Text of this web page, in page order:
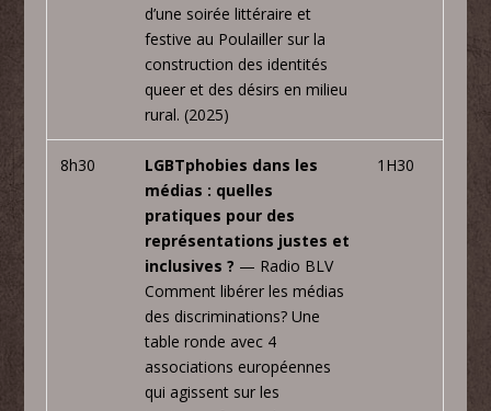
d’une soirée littéraire et
festive au Poulailler sur la
construction des identités
queer et des désirs en milieu
rural. (2025)
8h30
LGBTphobies dans les
médias : quelles
pratiques pour des
représentations justes et
inclusives ? — Radio BLV
Comment libérer les médias
des discriminations? Une
table ronde avec 4
associations européennes
qui agissent sur les
1H30